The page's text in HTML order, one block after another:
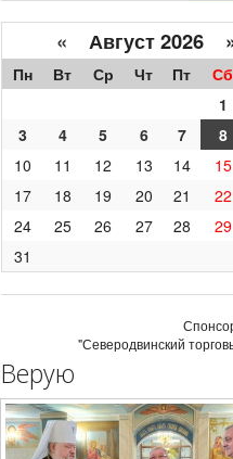
« Август 2026
Пн Вт Ср Чт Пт Сб
1
3
4 5 6 7 8
10
11 12 13 14 15
17
18 19 20 21 22
24
25 26 27 28 29
31
"Северодвинский
Верую